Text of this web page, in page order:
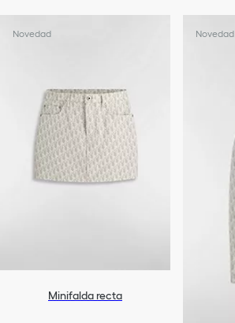
Novedad
Minifalda recta
Novedad